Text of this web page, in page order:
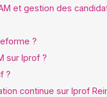
et gestion des
?
sur Iprof ?
?
continue sur Iprof